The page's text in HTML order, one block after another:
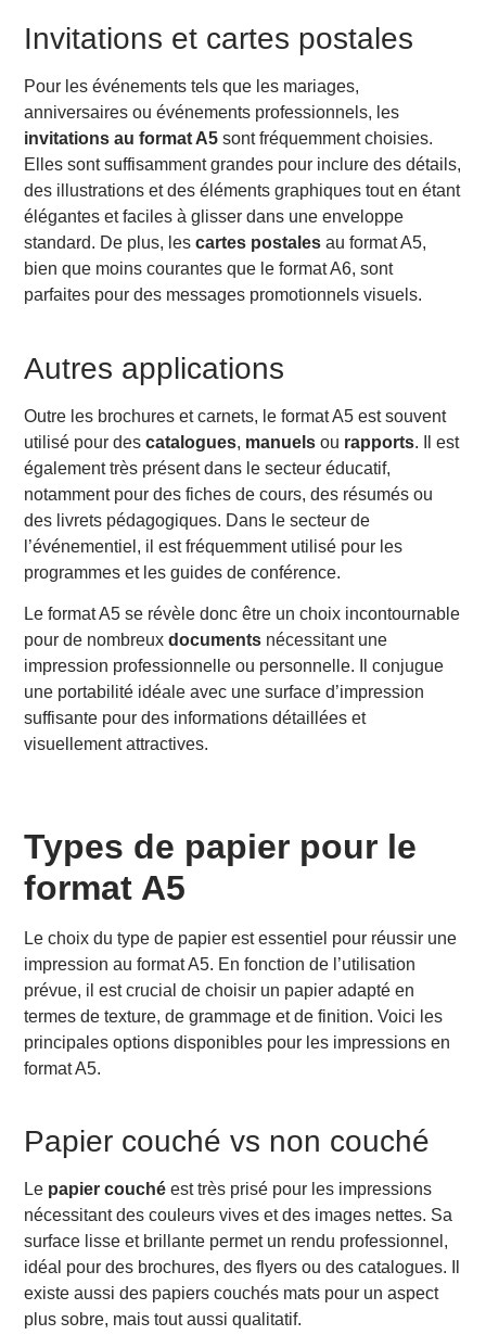
Invitations et cartes postales
Pour les événements tels que les mariages,
anniversaires ou événements professionnels, les
invitations au format A5 sont fréquemment choisies.
Elles sont suffisamment grandes pour inclure des détails,
des illustrations et des éléments graphiques tout en étant
élégantes et faciles à glisser dans une enveloppe
standard. De plus, lescartes postales au format A5,
bien que moins courantes que le format A6, sont
parfaites pour des messages promotionnels visuels.
Autres applications
Outre les brochures et carnets, le format A5 est souvent
utilisé pour descatalogues, manuels ou rapports. Il est
également très présent dans le secteur éducatif,
notamment pour des fiches de cours, des résumés ou
des livrets pédagogiques. Dans le secteur de
l’événementiel, il est fréquemment utilisé pour les
programmes et les guides de conférence.
Le format A5 se révèle donc être un choix incontournable
pour de nombreuxdocuments nécessitant une
impression professionnelle ou personnelle. Il conjugue
une portabilité idéale avec une surface d’impression
suffisante pour des informations détaillées et
visuellement attractives.
Types de papier pour le
format A5
Le choix du type de papier est essentiel pour réussir une
impression au format A5. En fonction de l’utilisation
prévue, il est crucial de choisir un papier adapté en
termes de texture, de grammage et de finition. Voici les
principales options disponibles pour les impressions en
format A5.
Papier couché vs non couché
Le papier couché est très prisé pour les impressions
nécessitant des couleurs vives et des images nettes. Sa
surface lisse et brillante permet un rendu professionnel,
idéal pour des brochures, des flyers ou des catalogues. Il
existe aussi des papiers couchés mats pour un aspect
plus sobre, mais tout aussi qualitatif.